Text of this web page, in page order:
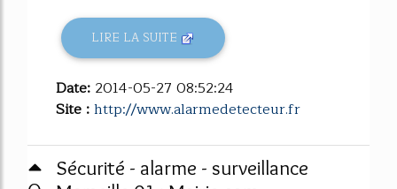
LIRE LA SUITE
Date: 2014-05-27 08:52:24
Site :http://www.alarmedetecteur.fr
Sécurité - alarme - surveillance